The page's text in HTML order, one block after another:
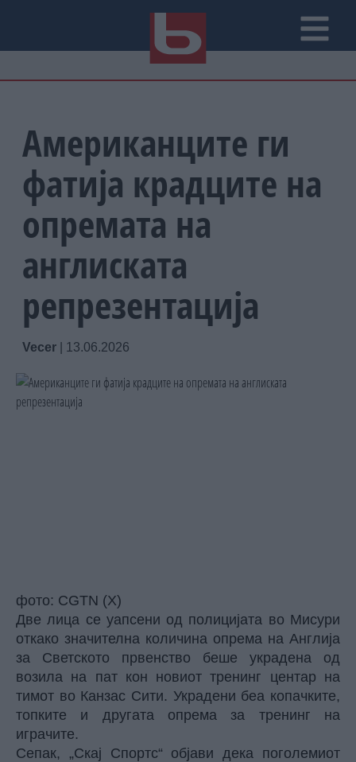
Американците ги
фатија крадците на
опремата на
англиската
репрезентација
Vecer 13.06.2026
фото: CGTN (X)
Две лица се уапсени од полицијата во Мисури
откако значителна количина опрема на Англија
за Светското првенство беше украдена од
возила на пат кон новиот тренинг центар на
тимот во Канзас Сити. Украдени беа копачките,
топките и другата опрема за тренинг на
играчите.
Сепак, „Скај Спортс“ објави дека поголемиот